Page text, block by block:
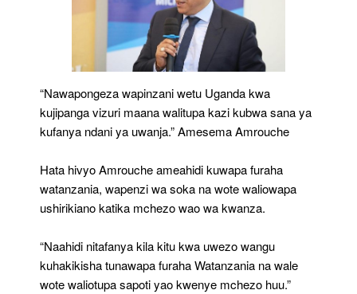
“Nawapongeza wapinzani wetu Uganda kwa
kujipanga vizuri maana walitupa kazi kubwa sana ya
kufanya ndani ya uwanja.” Amesema Amrouche
Hata hivyo Amrouche ameahidi kuwapa furaha
watanzania, wapenzi wa soka na wote waliowapa
ushirikiano katika mchezo wao wa kwanza.
“Naahidi nitafanya kila kitu kwa uwezo wangu
kuhakikisha tunawapa furaha Watanzania na wale
wote waliotupa sapoti yao kwenye mchezo huu.”